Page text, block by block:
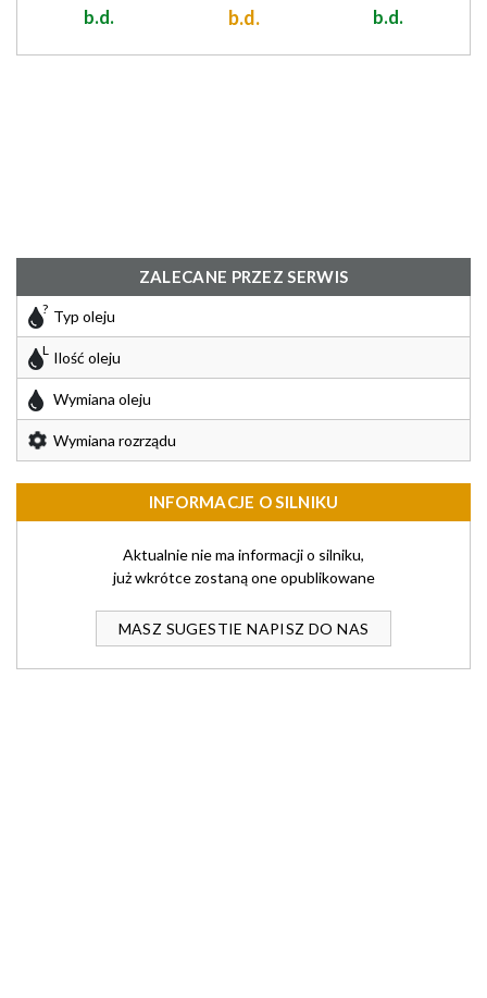
b.d. b.d. b.d.
ZALECANE PRZEZ SERWIS
Typ oleju
Ilość oleju
Wymiana oleju
Wymiana rozrządu
INFORMACJE O SILNIKU
Aktualnie nie ma informacji o silniku,
już wkrótce zostaną one opublikowane
MASZ SUGESTIE NAPISZ DO NAS